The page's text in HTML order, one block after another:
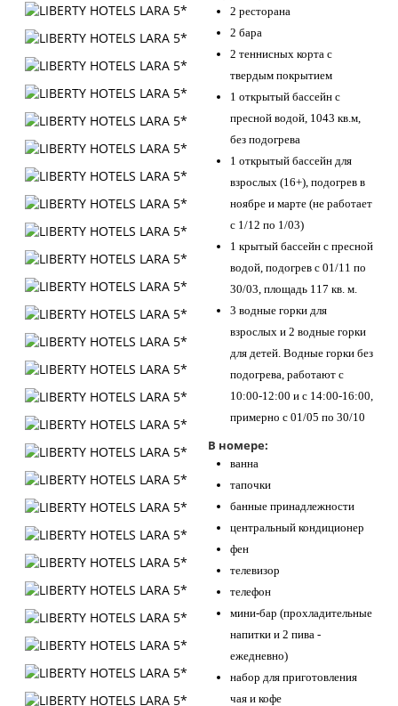
2 ресторана
2 бара
2 теннисных корта с
твердым покрытием
1 открытый бассейн с
пресной водой, 1043 кв.м,
без подогрева
1 открытый бассейн для
взрослых (16+), подогрев в
ноябре и марте (не работает
с 1/12 по 1/03)
1 крытый бассейн с пресной
водой, подогрев с 01/11 по
30/03, площадь 117 кв. м.
3 водные горки для
взрослых и 2 водные горки
для детей. Водные горки без
подогрева, работают с
10:00-12:00 и с 14:00-16:00,
примерно с 01/05 по 30/10
В номере:
ванна
тапочки
банные принадлежности
центральный кондиционер
фен
телевизор
телефон
мини-бар (прохладительные
напитки и 2 пива -
ежедневно)
набор для приготовления
чая и кофе